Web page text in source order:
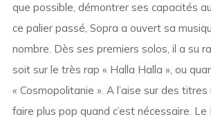
que possible, démontrer ses capacités
ce palier passé, Sopra a ouvert sa
nombre. Dès ses premiers solos, il a su
soit sur le très rap « Halla Halla », ou
« Cosmopolitanie ». A l’aise sur des
faire plus pop quand c’est nécessaire. Le